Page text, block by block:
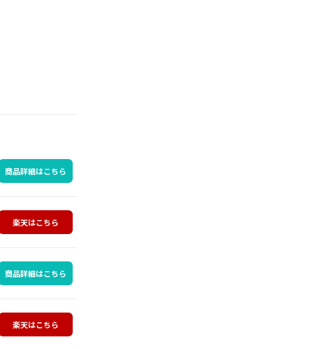
商品詳細はこちら
楽天はこちら
商品詳細はこちら
楽天はこちら